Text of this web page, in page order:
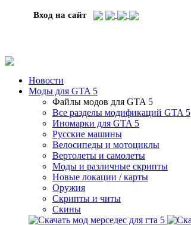
Вход на сайт
Новости
Моды для GTA 5
Файлы модов для GTA 5
Все разделы модификаций GTA 5
Иномарки для GTA 5
Русские машины
Велосипеды и мотоциклы
Вертолеты и самолеты
Моды и различные скрипты
Новые локации / карты
Оружия
Скрипты и читы
Скины